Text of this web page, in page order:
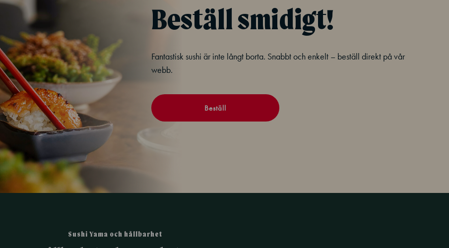
Beställ smidigt!
Fantastisk sushi är inte långt borta. Snabbt och enkelt – beställ direkt på vår
webb.
Beställ
Sushi Yama och hållbarhet